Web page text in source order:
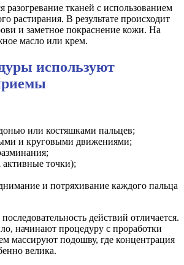
разогревание тканей с использованием
растирания. В результате происходит
и заметное покраснение кожи. На
масло или крем.
используют
или костяшками пальцев;
и круговыми движениями;
точки);
и потряхивание каждого пальца
действий отличается.
начинают процедуру с проработки
массируют подошву, где концентрация
велика.